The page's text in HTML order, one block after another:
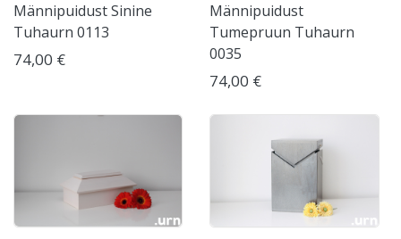
Männipuidust Sinine
Tuhaurn 0113
74,00 €
Männipuidust
Tumepruun Tuhaurn
0035
74,00 €